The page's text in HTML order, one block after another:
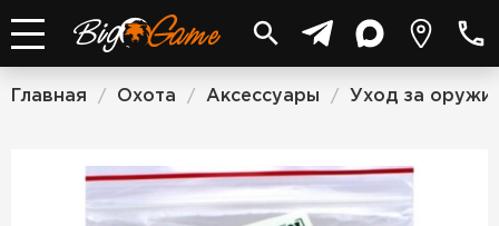
Главная / Охота / Аксессуары / Уход за